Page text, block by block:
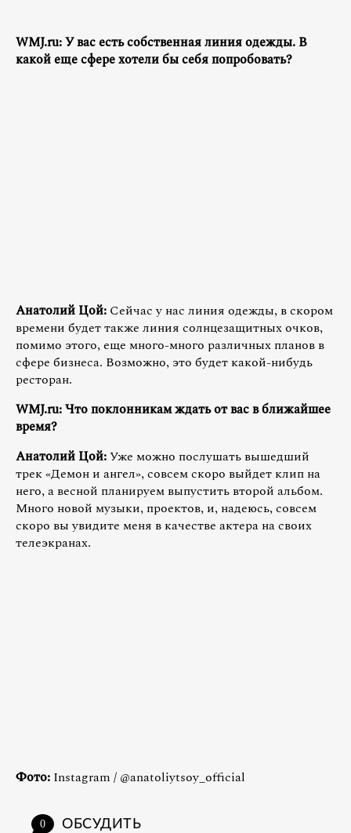
WMJ.ru: У вас есть собственная линия одежды. В
какой еще сфере хотели бы себя попробовать?
Анатолий Цой: Сейчас у нас линия одежды, в скором
времени будет также линия солнцезащитных очков,
помимо этого, еще много-много различных планов в
сфере бизнеса. Возможно, это будет какой-нибудь
ресторан.
WMJ.ru: Что поклонникам ждать от вас в ближайшее
время?
Анатолий Цой:Уже можно послушать вышедший
трек «Демон и ангел», совсем скоро выйдет клип на
него, а весной планируем выпустить второй альбом.
Много новой музыки, проектов, и, надеюсь, совсем
скоро вы увидите меня в качестве актера на своих
телеэкранах.
Фото: Instagram / @anatoliytsoy_official
0 ОБСУДИТЬ